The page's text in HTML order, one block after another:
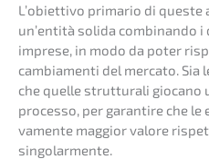
L’obi­et­tivo prima­rio di queste
un’en­ti­tà solida combi­n­an­do
impre­se, in modo da poter
cambia­men­ti del merca­to.
che quelle strut­tu­ra­li gioca­no
proces­so, per garan­ti­re che
v­a­men­te maggi­or valore
singolarmente.